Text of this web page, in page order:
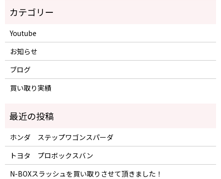
Youtube
お知らせ
ブログ
買い取り実績
ホンダ ステップワゴンスパーダ
トヨタ プロボックスバン
N-BOXスラッシュを買い取りさせて頂きました！